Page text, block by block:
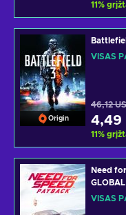
11%
Origin
VISAS
46,12
4,49
11%
Need
GLOBAL
VISAS